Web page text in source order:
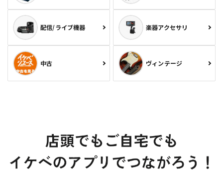
配信/ライブ機器 楽器アクセサリ
中古 ヴィンテージ